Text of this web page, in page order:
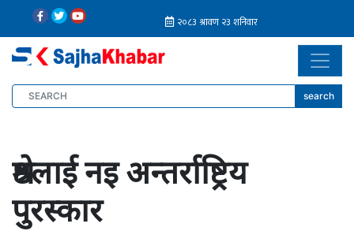
search
श्रेष्ठलाई नइ अन्तर्राष्ट्रिय
पुरस्कार